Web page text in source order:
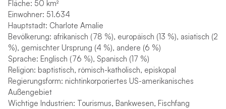
Fläche: 50 km²
Einwohner: 51.634
Hauptstadt: Charlote Amalie
Bevölkerung: afrikanisch (78 %), europäisch (13 %), asiatisch (2
%), gemischter Ursprung (4 %), andere (6 %)
Sprache: Englisch (76 %), Spanisch (17 %)
Religion: baptistisch, römisch-katholisch, episkopal
Regierungsform: nichtinkorporiertes US-amerikanisches
Außengebiet
Wichtige Industrien: Tourismus, Bankwesen, Fischfang